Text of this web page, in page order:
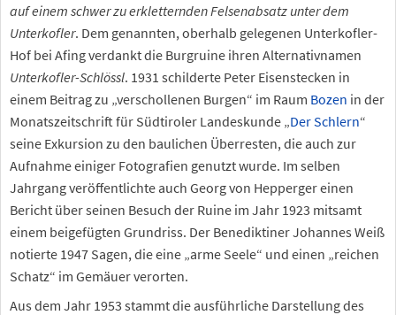
auf einem schwer zu erkletternden Felsenabsatz unter dem
Unterkofler. Dem genannten, oberhalb gelegenen Unterkofler-
Hof bei Afing verdankt die Burgruine ihren Alternativnamen
Unterkofler-Schlössl. 1931 schilderte Peter Eisenstecken in
einem Beitrag zu „verschollenen Burgen“ im Raum Bozen in der
Monatszeitschrift für Südtiroler Landeskunde „Der Schlern“
seine Exkursion zu den baulichen Überresten, die auch zur
Aufnahme einiger Fotografien genutzt wurde. Im selben
Jahrgang veröffentlichte auch Georg von Hepperger einen
Bericht über seinen Besuch der Ruine im Jahr 1923 mitsamt
einem beigefügten Grundriss. Der Benediktiner Johannes Weiß
notierte 1947 Sagen, die eine „arme Seele“ und einen „reichen
Schatz“ im Gemäuer verorten.
Aus dem Jahr 1953 stammt die ausführliche Darstellung des